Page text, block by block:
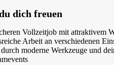
dich freuen
Vollzeitjob mit attraktivem
Arbeit an verschiedenen
moderne Werkzeuge und